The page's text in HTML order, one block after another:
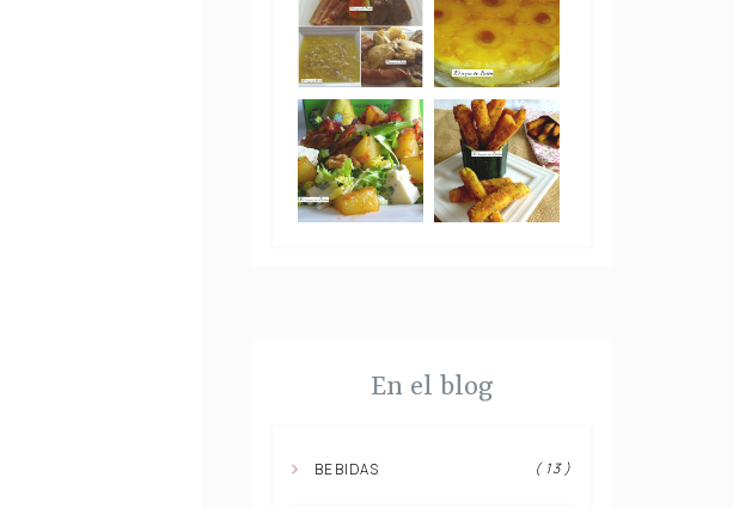
En el blog
BEBIDAS ( 13 )